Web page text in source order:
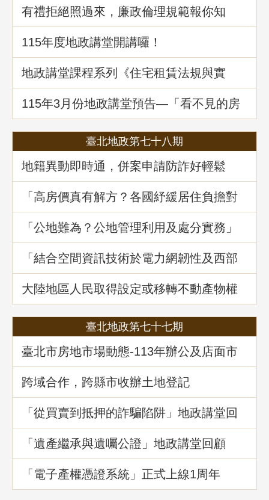
有禮拒絕照過來，廉政倫理規範報你知
115年度地政講堂開講囉！
地政講堂課程系列《住宅租賃法規與實
務》回顧
115年3⽉份地政講堂預告—「看不見的房
屋大盜：揭開不動產詐騙的五大陰謀」
臺北地政第七十八期
地籍異動即時通，併案申請防詐好輕鬆
「高房價真有解方？各國紓緩居住負擔對
策與臺灣房市前景展望」地政講堂回顧
「公地難為？公地管理利用及處分實務」
地政講堂回顧
「結合空間資訊技術於電力網韌性及西部
海域離岸風力發電選址風險分析」地政講
堂回顧
大陸地區人民取得設定或移轉不動產物權
之許可及管理
臺北地政第七十七期
臺北市房地市場動態-113年辦公及店面市
場
跨域合作，跨縣市收辦土地登記
「從買賣到抵押的詐騙陷阱」地政講堂回
顧
「遺產繼承與遺囑公證」地政講堂回顧
「電子產權憑證系統」正式上線1周年